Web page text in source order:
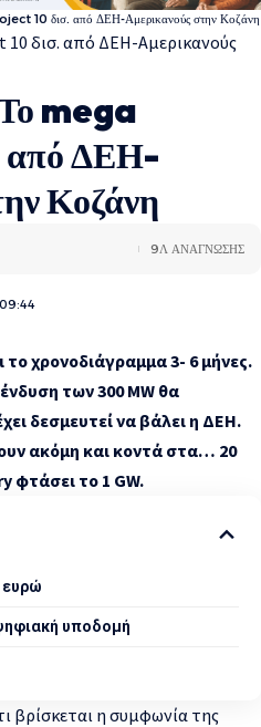
10 δισ. από ΔΕΗ-Αμερικανούς στην Κοζάνη
mega
από ΔΕΗ-
Κοζάνη
9Λ ΑΝΆΓΝΩΣΗΣ
χρονοδιάγραμμα 3- 6 μήνες.
των 300 MW θα
δεσμευτεί να βάλει η ΔΕΗ.
ακόμη και κοντά στα… 20
φτάσει το 1 GW.
ευρώ
υποδομή
βρίσκεται η συμφωνία της